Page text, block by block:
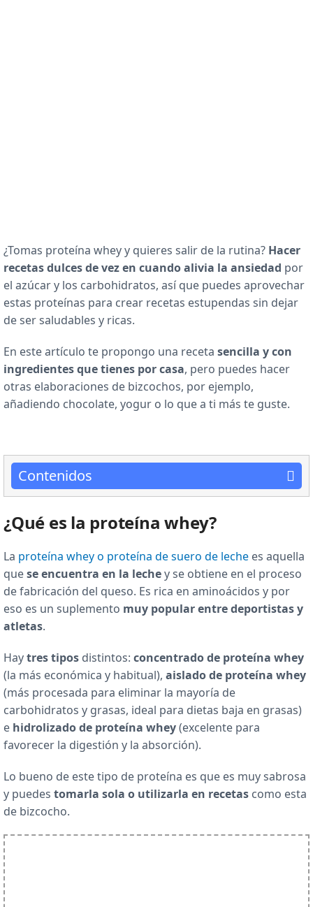
¿Tomas proteína whey y quieres salir de la rutina? Hacer
recetas dulces de vez en cuando alivia la ansiedad por
el azúcar y los carbohidratos, así que puedes aprovechar
estas proteínas para crear recetas estupendas sin dejar
de ser saludables y ricas.
En este artículo te propongo una receta sencilla y con
ingredientes que tienes por casa, pero puedes hacer
otras elaboraciones de bizcochos, por ejemplo,
añadiendo chocolate, yogur o lo que a ti más te guste.
Contenidos
¿Qué es la proteína whey?
La proteína whey o proteína de suero de leche es aquella
quese encuentra en la lechey se obtiene en el proceso
de fabricación del queso. Es rica en aminoácidos y por
eso es un suplemento muy popular entre deportistas y
atletas.
Haytres tipos distintos: concentrado de proteína whey
(la más económica y habitual), aislado de proteína whey
(más procesada para eliminar la mayoría de
carbohidratos y grasas, ideal para dietas baja en grasas)
e hidrolizado de proteína whey(excelente para
favorecer la digestión y la absorción).
Lo bueno de este tipo de proteína es que es muy sabrosa
y puedes tomarla sola o utilizarla en recetas como esta
de bizcocho.